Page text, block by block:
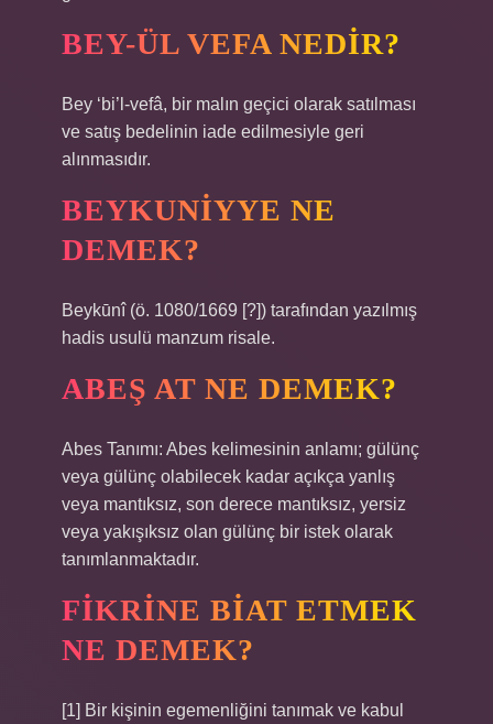
BEY-ÜL VEFA NEDIR?
Bey ‘bi’l-vefâ, bir malın geçici olarak satılması
ve satış bedelinin iade edilmesiyle geri
alınmasıdır.
BEYKUNIYYE NE
DEMEK?
Beykūnî (ö. 1080/1669 [?]) tarafından yazılmış
hadis usulü manzum risale.
ABEŞ AT NE DEMEK?
Abes Tanımı: Abes kelimesinin anlamı; gülünç
veya gülünç olabilecek kadar açıkça yanlış
veya mantıksız, son derece mantıksız, yersiz
veya yakışıksız olan gülünç bir istek olarak
tanımlanmaktadır.
FIKRINE BIAT ETMEK
NE DEMEK?
[1] Bir kişinin egemenliğini tanımak ve kabul